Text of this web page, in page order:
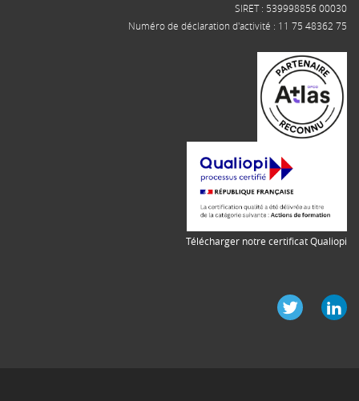
SIRET : 539998856 00030
Numéro de déclaration d'activité : 11 75 48362 75
Télécharger notre certificat Qualiopi